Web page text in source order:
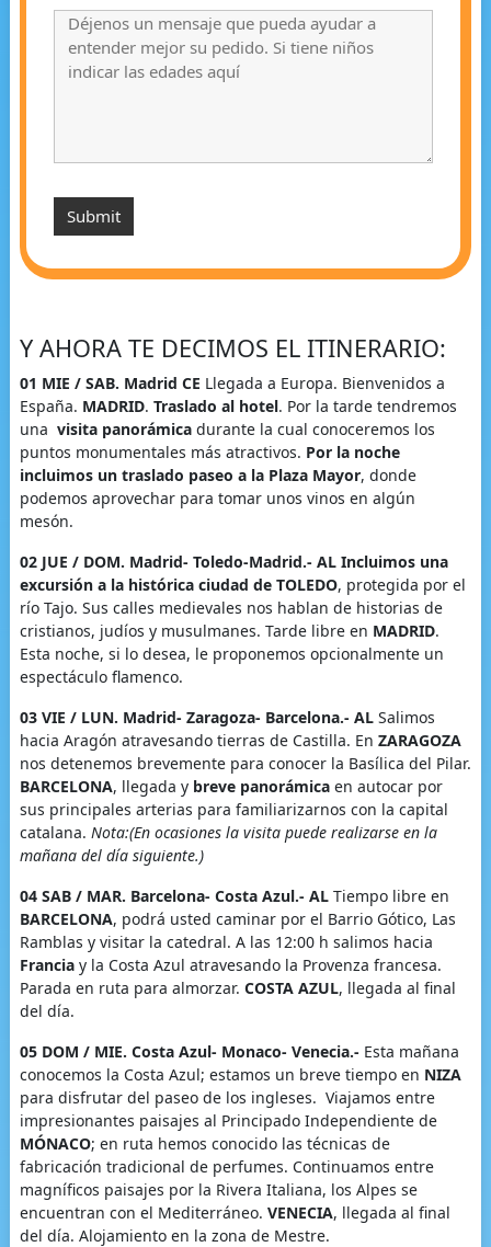
Y AHORA TE DECIMOS EL ITINERARIO:
01 MIE / SAB. Madrid CE Llegada a Europa. Bienvenidos a
España. MADRID. Traslado al hotel. Por la tarde tendremos
una visita panorámicadurante la cual conoceremos los
puntos monumentales más atractivos. Por la noche
incluimos un traslado paseo a la Plaza Mayor, donde
podemos aprovechar para tomar unos vinos en algún
mesón.
02 JUE / DOM. Madrid- Toledo-Madrid.- AL Incluimos una
excursión a la histórica ciudad de TOLEDO, protegida por el
río Tajo. Sus calles medievales nos hablan de historias de
cristianos, judíos y musulmanes. Tarde libre en MADRID.
Esta noche, si lo desea, le proponemos opcionalmente un
espectáculo flamenco.
03 VIE / LUN. Madrid- Zaragoza- Barcelona.- ALSalimos
hacia Aragón atravesando tierras de Castilla. En ZARAGOZA
nos detenemos brevemente para conocer la Basílica del Pilar.
BARCELONA, llegada y breve panorámicaen autocar por
sus principales arterias para familiarizarnos con la capital
catalana. Nota:(En ocasiones la visita puede realizarse en la
mañana del día siguiente.)
04 SAB / MAR. Barcelona- Costa Azul.- ALTiempo libre en
BARCELONA, podrá usted caminar por el Barrio Gótico, Las
Ramblas y visitar la catedral. A las 12:00 h salimos hacia
Franciay la Costa Azul atravesando la Provenza francesa.
Parada en ruta para almorzar. COSTA AZUL, llegada al final
del día.
05 DOM / MIE. Costa Azul- Monaco- Venecia.- Esta mañana
conocemos la Costa Azul; estamos un breve tiempo en NIZA
para disfrutar del paseo de los ingleses. Viajamos entre
impresionantes paisajes al Principado Independiente de
MÓNACO; en ruta hemos conocido las técnicas de
fabricación tradicional de perfumes. Continuamos entre
magníficos paisajes por la Rivera Italiana, los Alpes se
encuentran con el Mediterráneo. VENECIA, llegada al final
del día. Alojamiento en la zona de Mestre.